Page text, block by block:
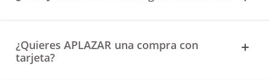
¿Quieres APLAZAR una compra con
tarjeta?